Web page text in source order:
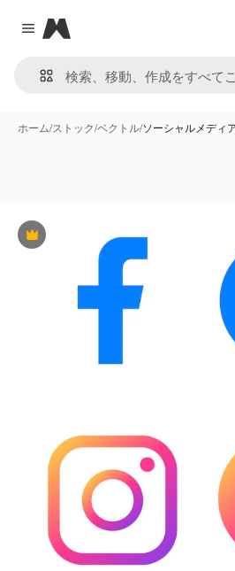
Close menu
Magnific
ホーム/ストック/ベクトル/ソーシャルメディ
Premium